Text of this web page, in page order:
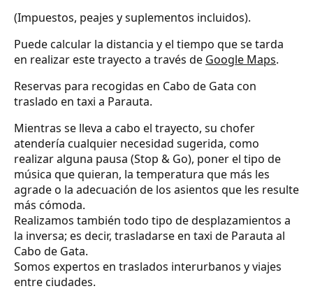
(Impuestos, peajes y suplementos incluidos).
Puede calcular la distancia y el tiempo que se tarda
en realizar este trayecto a través de Google Maps.
Reservas para recogidas en Cabo de Gata con
traslado en taxi a Parauta.
Mientras se lleva a cabo el trayecto, su chofer
atendería cualquier necesidad sugerida, como
realizar alguna pausa (Stop & Go), poner el tipo de
música que quieran, la temperatura que más les
agrade o la adecuación de los asientos que les resulte
más cómoda.
Realizamos también todo tipo de desplazamientos a
la inversa; es decir, trasladarse en taxi de Parauta al
Cabo de Gata.
Somos expertos en traslados interurbanos y viajes
entre ciudades.